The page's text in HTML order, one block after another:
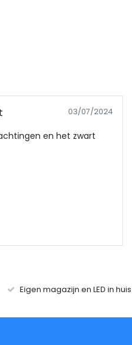
03/07/2024
en het zwart
Eigen magazijn en LED in